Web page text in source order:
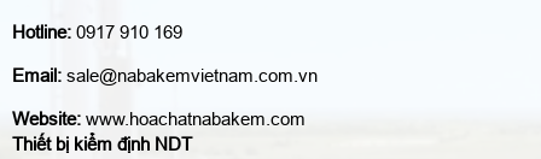
Hotline: 0917 910 169
Email: sale@nabakemvietnam.com.vn
Website: www.hoachatnabakem.com
Thiết bị kiểm định NDT